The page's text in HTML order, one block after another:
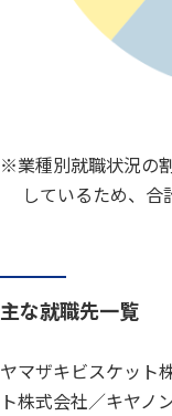
※業種別就職状況の
しているため、合
主な就職先一覧
ヤマザキビスケット
ト株式会社／キヤノ